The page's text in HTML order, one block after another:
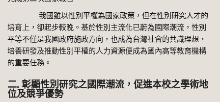
我國雖以性別平權為國家政策，但在性別研究人才的
培育上，卻起步較晚。基於性別主流化已蔚為國際潮流，性別
平等不僅是我國政府施政方向，也成為台灣社會的共識理想，
培養研發及推動性別平權的人力資源便成為國內高等教育機構
的重要任務。
二. 彰顯性別研究之國際潮流，促進本校之學術地
位及競爭優勢